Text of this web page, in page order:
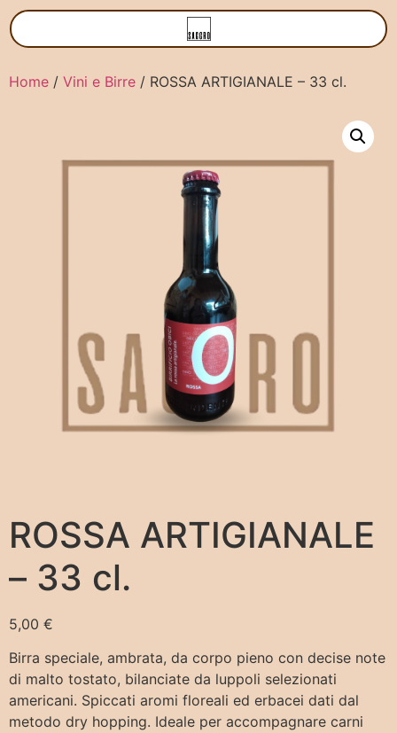
Home / Vini e Birre / ROSSA ARTIGIANALE – 33 cl.
ROSSA ARTIGIANALE
– 33 cl.
5,00 €
Birra speciale, ambrata, da corpo pieno con decise note
di malto tostato, bilanciate da luppoli selezionati
americani. Spiccati aromi floreali ed erbacei dati dal
metodo dry hopping. Ideale per accompagnare carni